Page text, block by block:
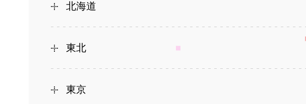
北海道
東北
東京